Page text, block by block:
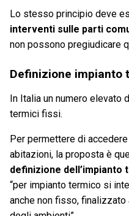
Lo stesso principio deve
interventi sulle parti
non possono pregiudicare
Definizione impianto
In Italia un numero
termici fissi.
Per permettere di
abitazioni, la proposta è
definizione dell’impianto
“per impianto termico si
anche non fisso,